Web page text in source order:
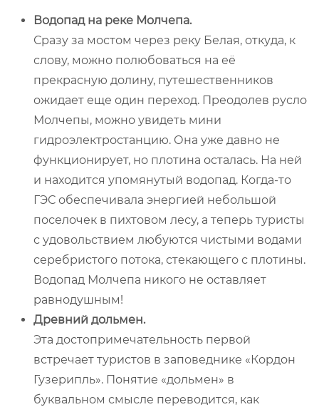
Водопад на реке Молчепа.
Сразу за мостом через реку Белая, откуда, к
слову, можно полюбоваться на её
прекрасную долину, путешественников
ожидает еще один переход. Преодолев русло
Молчепы, можно увидеть мини
гидроэлектростанцию. Она уже давно не
функционирует, но плотина осталась. На ней
и находится упомянутый водопад. Когда-то
ГЭС обеспечивала энергией небольшой
поселочек в пихтовом лесу, а теперь туристы
с удовольствием любуются чистыми водами
серебристого потока, стекающего с плотины.
Водопад Молчепа никого не оставляет
равнодушным!
Древний дольмен.
Эта достопримечательность первой
встречает туристов в заповеднике «Кордон
Гузерипль». Понятие «дольмен» в
буквальном смысле переводится, как